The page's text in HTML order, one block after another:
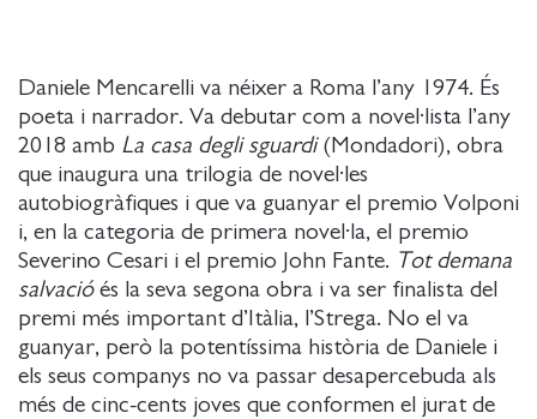
Daniele Mencarelli va néixer a Roma l’any 1974. És
poeta i narrador. Va debutar com a novel·lista l’any
2018 amb La casa degli sguardi(Mondadori), obra
que inaugura una trilogia de novel·les
autobiogràfiques i que va guanyar el premio Volponi
i, en la categoria de primera novel·la, el premio
Severino Cesari i el premio John Fante. Tot demana
salvacióés la seva segona obra i va ser finalista del
premi més important d’Itàlia, l’Strega. No el va
guanyar, però la potentíssima història de Daniele i
els seus companys no va passar desapercebuda als
més de cinc-cents joves que conformen el jurat de